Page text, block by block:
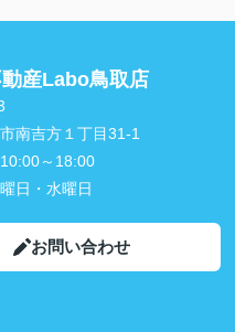
産Labo鳥取店
南吉方１丁目31-1
10:00～18:00
日・水曜日
お問い合わせ